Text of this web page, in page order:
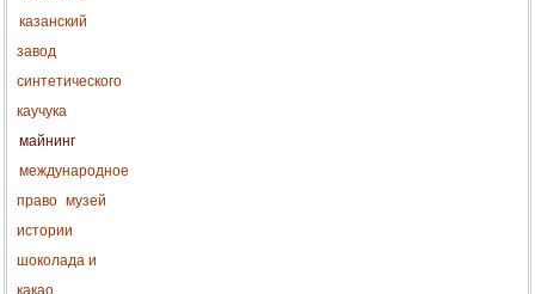
казанский
завод
синтетического
каучука
майнинг
международное
право музей
истории
шоколада и
какао